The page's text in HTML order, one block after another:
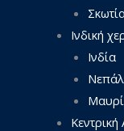
Ινδική
Ινδία
Νεπάλ